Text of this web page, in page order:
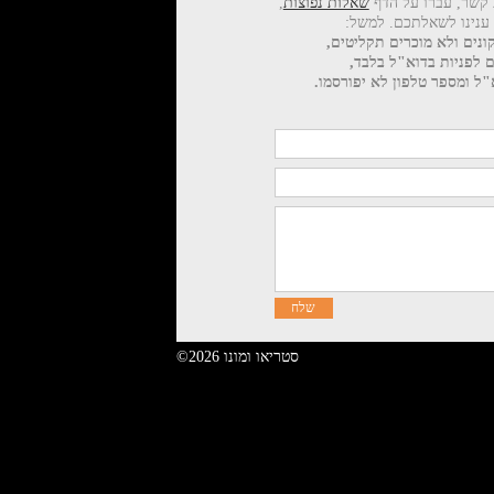
ענינו לשאלתכם. למשל:
ולא מוכרים תקליטים,
לפניות בדוא"ל בלבד,
ומספר טלפון לא יפורסמו.
©2026 סטריאו ומונו